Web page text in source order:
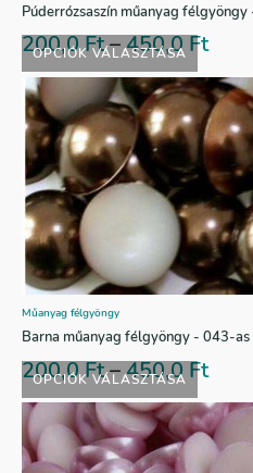
OPCIÓK VÁLASZTÁSA
Púderrózsaszín műanyag
200,0Ft–450,0Ft
OPCIÓK VÁLASZTÁSA
Műanyag félgyöngy
Barna műanyag félgyöngy - 043-as
200,0Ft–450,0Ft